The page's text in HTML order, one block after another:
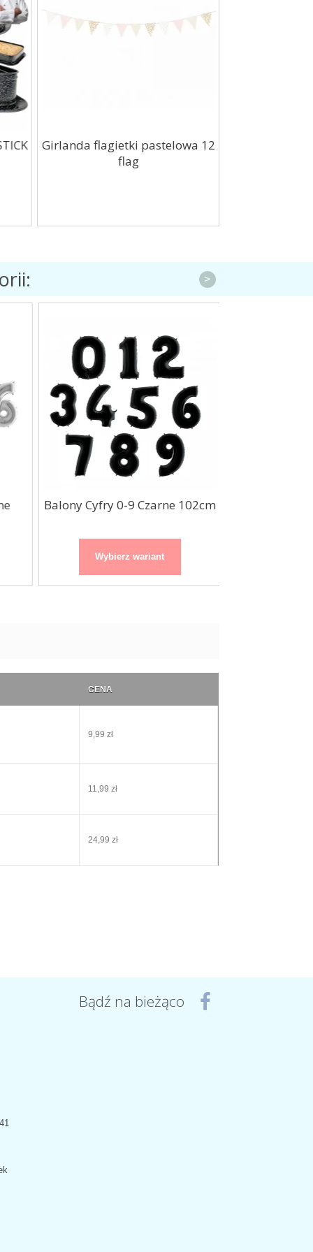
Girlanda flagietki pastelowa 12
flag
Balony Cyfry 0-9 Czarne 102cm
Wybierz wariant
>
CENA
9,99 zł
11,99 zł
24,99 zł
Bądź na bieżąco